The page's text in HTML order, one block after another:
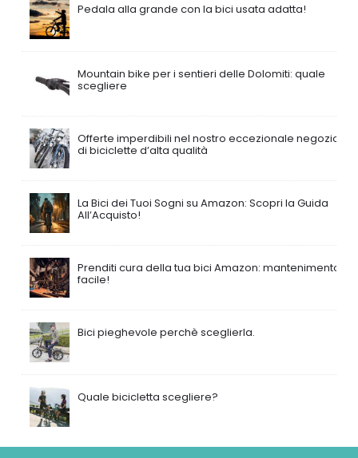
Pedala alla grande con la bici usata adatta!
Mountain bike per i sentieri delle Dolomiti: quale
scegliere
Offerte imperdibili nel nostro eccezionale negozio
di biciclette d’alta qualità
La Bici dei Tuoi Sogni su Amazon: Scopri la Guida
All’Acquisto!
Prenditi cura della tua bici Amazon: mantenimento
facile!
Bici pieghevole perchè sceglierla.
Quale bicicletta scegliere?